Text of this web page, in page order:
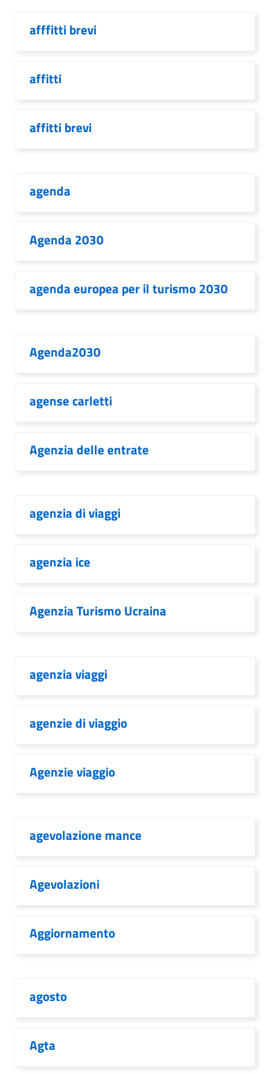
afffitti brevi
affitti
affitti brevi
agenda
Agenda 2030
agenda europea per il turismo 2030
Agenda2030
agense carletti
Agenzia delle entrate
agenzia di viaggi
agenzia ice
Agenzia Turismo Ucraina
agenzia viaggi
agenzie di viaggio
Agenzie viaggio
agevolazione mance
Agevolazioni
Aggiornamento
agosto
Agta